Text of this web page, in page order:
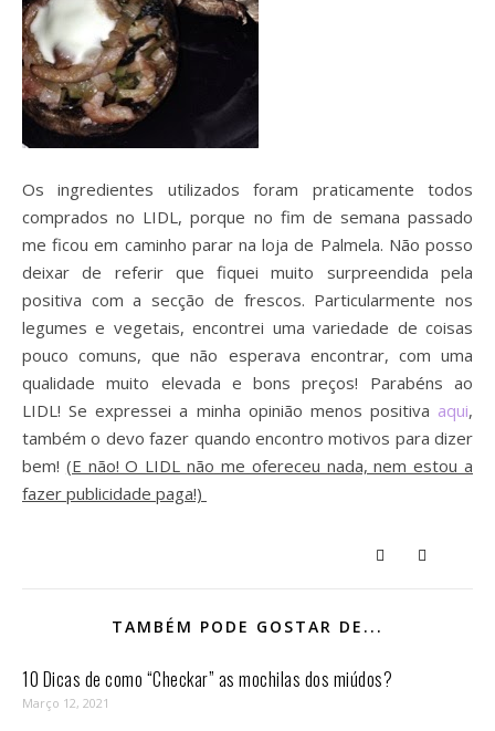
Os ingredientes utilizados foram praticamente todos
comprados no LIDL, porque no fim de semana passado
me ficou em caminho parar na loja de Palmela. Não posso
deixar de referir que fiquei muito surpreendida pela
positiva com a secção de frescos. Particularmente nos
legumes e vegetais, encontrei uma variedade de coisas
pouco comuns, que não esperava encontrar, com uma
qualidade muito elevada e bons preços! Parabéns ao
LIDL! Se expressei a minha opinião menos positiva aqui,
também o devo fazer quando encontro motivos para dizer
bem! (E não! O LIDL não me ofereceu nada, nem estou a
fazer publicidade paga!)
TAMBÉM PODE GOSTAR DE...
10 Dicas de como “Checkar” as mochilas dos miúdos?
Março 12, 2021